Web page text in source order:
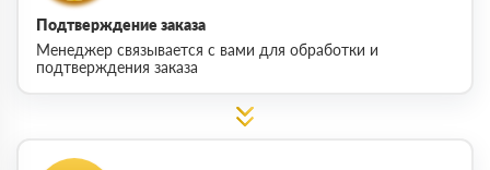
Подтверждение заказа
Менеджер связывается с вами для обработки и
подтверждения заказа